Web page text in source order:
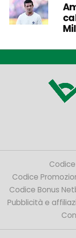
Codice
Codice Bonus
Pubblicità e